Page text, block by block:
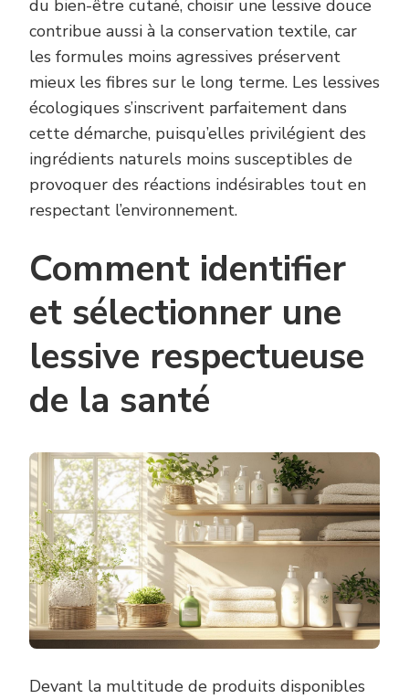
du bien-être cutané, choisir une lessive douce
contribue aussi à la conservation textile, car
les formules moins agressives préservent
mieux les fibres sur le long terme. Les lessives
écologiques s’inscrivent parfaitement dans
cette démarche, puisqu’elles privilégient des
ingrédients naturels moins susceptibles de
provoquer des réactions indésirables tout en
respectant l’environnement.
Comment identifier
et sélectionner une
lessive respectueuse
de la santé
Devant la multitude de produits disponibles